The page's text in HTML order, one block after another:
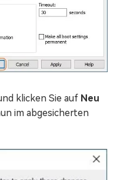
klicken Sie auf Neu
im abgesicherten